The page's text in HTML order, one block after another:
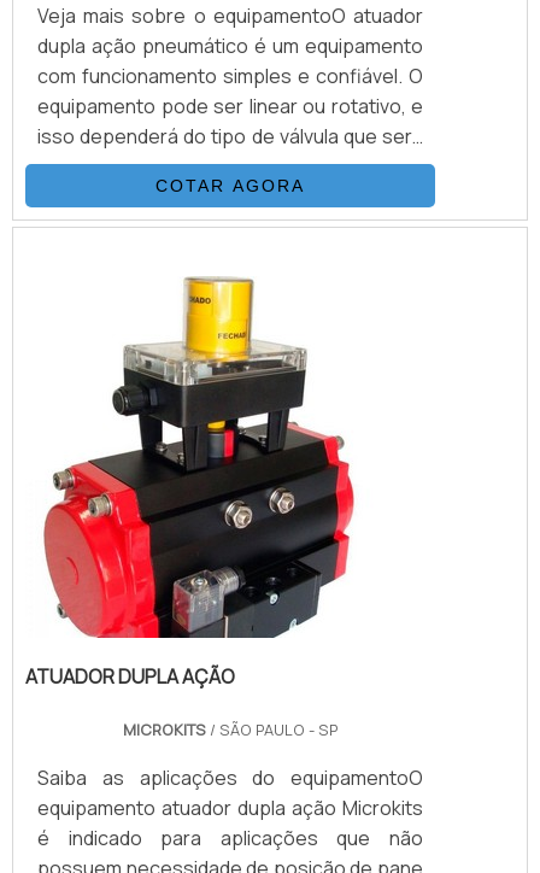
Veja mais sobre o equipamentoO atuador
dupla ação pneumático é um equipamento
com funcionamento simples e confiável. O
equipamento pode ser linear ou rotativo, e
isso dependerá do tipo de válvula que será
aplicado. Seu acionamento é feito por uma
alimentação por ar comprimido, tanto nos
sentidos de fechamentos quanto de
pneumático simples ação, que usa molas
na sua parte interior, acionando em um dos
COTAR AGORA
ATUADOR DUPLA AÇÃO
MICROKITS / SÃO PAULO - SP
Saiba as aplicações do equipamentoO
equipamento atuador dupla ação Microkits
é indicado para aplicações que não
possuem necessidade de posição de pane